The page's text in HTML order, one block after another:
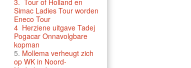
3. Tour of Holland en
Simac Ladies Tour worden
Eneco Tour
4 Herziene uitgave Tadej
Pogacar Onnavolgbare
kopman
5. Mollema verheugt zich
op WK in Noord-